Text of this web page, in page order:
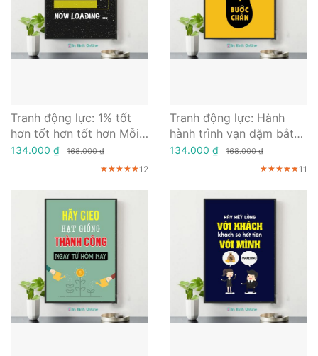
Tranh động lực: 1% tốt
hơn tốt hơn tốt hơn Mỗi
ngày
134.000 ₫ 168.000 ₫
★★★★★
★★★★★
★★★★★12
Tranh động lực: Hành
hành trình vạn dặm bắt
đầu từ một bước chân
134.000 ₫ 168.000 ₫
★★★★★
★★★★★
★★★★★11